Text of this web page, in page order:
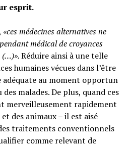
esprit.
«ces médecines alternatives ne
médical de croyances
(…)».Réduire ainsi à une telle
humaines vécues dans l’être
adéquate au moment opportun
malades. De plus, quand ces
merveilleusement rapidement
des animaux – il est aisé
traitements conventionnels
comme relevant de